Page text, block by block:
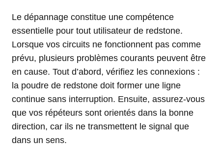
Le dépannage constitue une compétence
essentielle pour tout utilisateur de redstone.
Lorsque vos circuits ne fonctionnent pas comme
prévu, plusieurs problèmes courants peuvent être
en cause. Tout d’abord, vérifiez les connexions :
la poudre de redstone doit former une ligne
continue sans interruption. Ensuite, assurez-vous
que vos répéteurs sont orientés dans la bonne
direction, car ils ne transmettent le signal que
dans un sens.